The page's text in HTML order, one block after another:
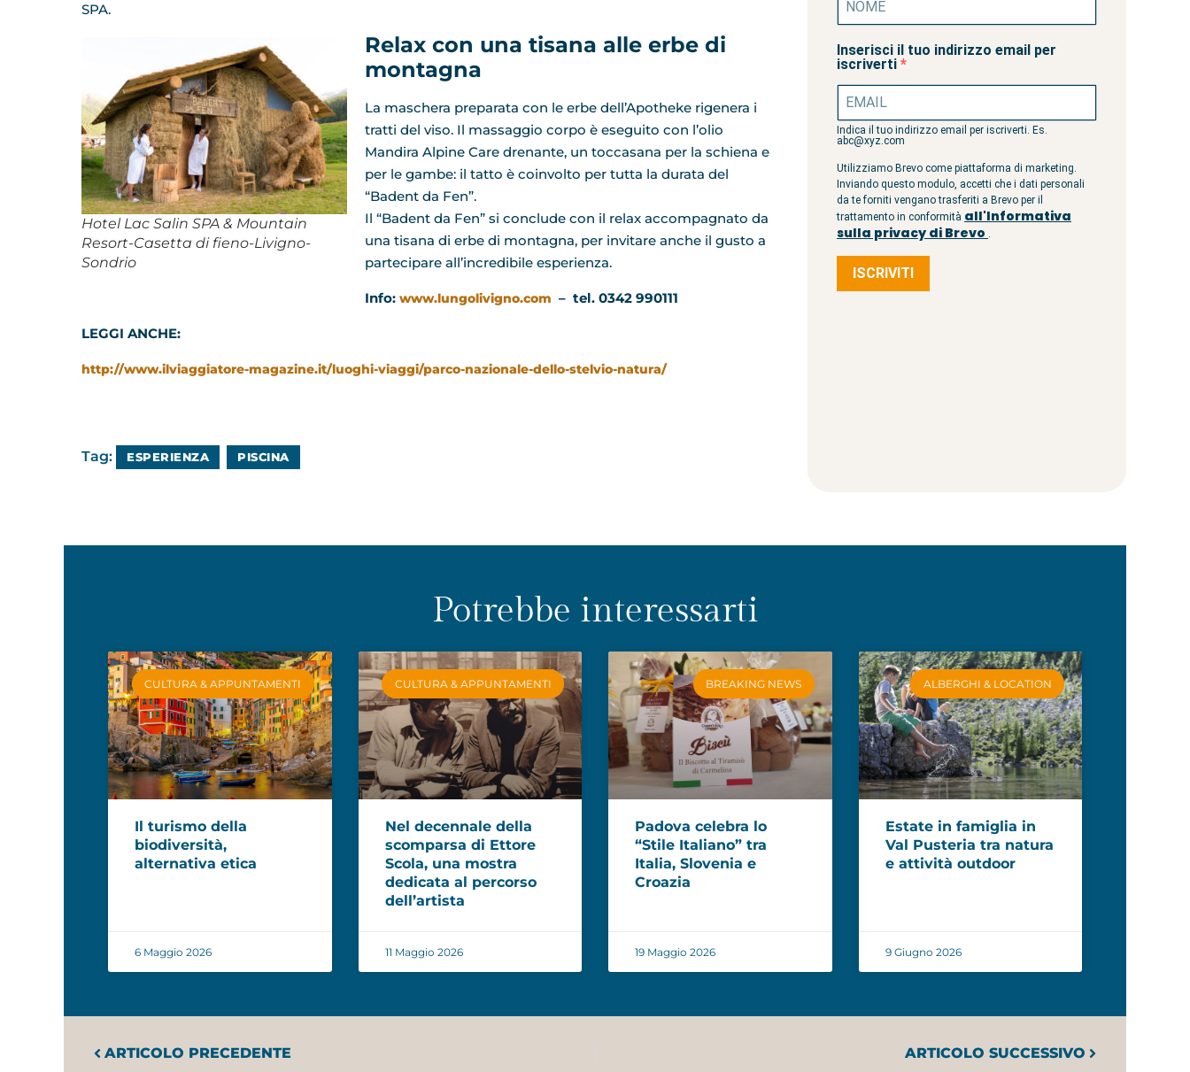
SPA.
Hotel Lac Salin SPA & Mountain
Resort-Casetta di fieno-Livigno-
Sondrio
Relax con una tisana alle erbe di
montagna
La maschera preparata con le erbe dell’Apotheke rigenera i
tratti del viso. Il massaggio corpo è eseguito con l’olio
Mandira Alpine Care drenante, un toccasana per la schiena e
per le gambe: il tatto è coinvolto per tutta la durata del
“Badent da Fen”.
Il “Badent da Fen” si conclude con il relax accompagnato da
una tisana di erbe di montagna, per invitare anche il gusto a
partecipare all’incredibile esperienza.
Info: www.lungolivigno.com – tel. 0342 990111
LEGGI ANCHE:
http://www.ilviaggiatore-magazine.it/luoghi-viaggi/parco-nazionale-dello-stelvio-natura/
Tag: ESPERIENZA PISCINA
Inserisci il tuo indirizzo email per
iscriverti
Indica il tuo indirizzo email per iscriverti. Es.
abc@xyz.com
Utilizziamo Brevo come piattaforma di marketing.
Inviando questo modulo, accetti che i dati personali
da te forniti vengano trasferiti a Brevo per il
trattamento in conformità all'Informativa
sulla privacy di Brevo
ISCRIVITI
Potrebbe interessarti
CULTURA & APPUNTAMENTI
Il turismo della
biodiversità,
alternativa etica
6 Maggio 2026
CULTURA & APPUNTAMENTI
Nel decennale della
scomparsa di Ettore
Scola, una mostra
dedicata al percorso
dell’artista
11 Maggio 2026
BREAKING NEWS
Padova celebra lo
“Stile Italiano” tra
Italia, Slovenia e
Croazia
19 Maggio 2026
ALBERGHI & LOCATION
Estate in famiglia in
Val Pusteria tra natura
e attività outdoor
9 Giugno 2026
ARTICOLO PRECEDENTE ARTICOLO SUCCESSIVO